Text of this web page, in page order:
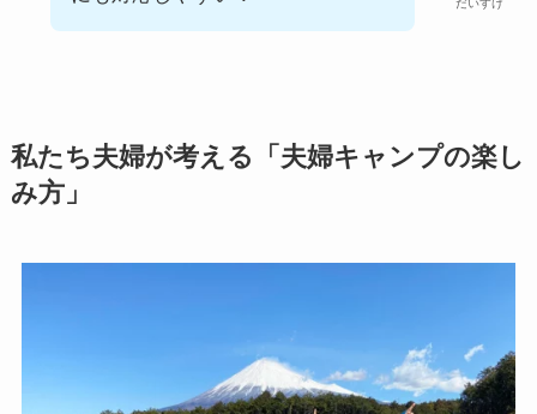
私たち夫婦が考える「夫婦キャンプの楽し
み方」